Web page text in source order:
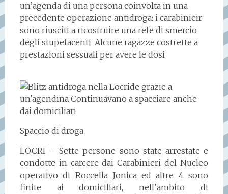
un’agenda di una persona coinvolta in una
precedente operazione antidroga: i carabinieir
sono riusciti a ricostruire una rete di smercio
degli stupefacenti. Alcune ragazze costrette a
prestazioni sessuali per avere le dosi
Spaccio di droga
LOCRI – Sette persone sono state arrestate e
condotte in carcere dai Carabinieri del Nucleo
operativo di Roccella Jonica ed altre 4 sono
finite ai domiciliari, nell’ambito di